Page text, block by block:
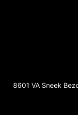
8601 VA Sneek